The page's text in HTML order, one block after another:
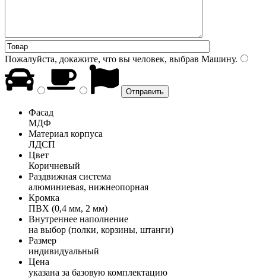
Пожалуйста, докажите, что вы человек, выбрав Машину.
Фасад
МДФ
Материал корпуса
ЛДСП
Цвет
Коричневый
Раздвижная система
алюминиевая, нижнеопорная
Кромка
ПВХ (0,4 мм, 2 мм)
Внутреннее наполнение
на выбор (полки, корзины, штанги)
Размер
индивидуальный
Цена
указана за базовую комплектацию